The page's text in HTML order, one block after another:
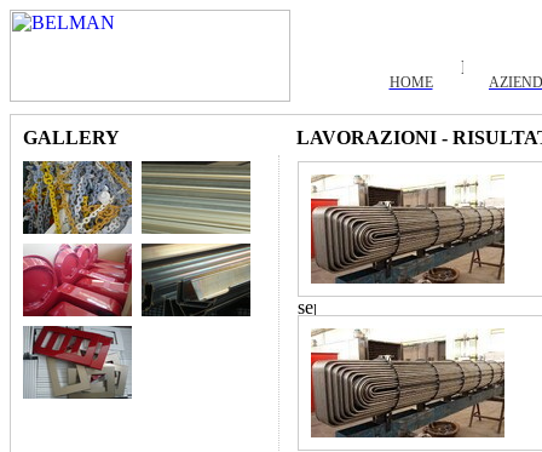
HOME
GALLERY LAVORAZIONI -